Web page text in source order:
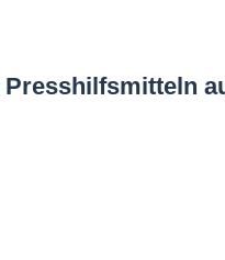
Presshilfsmitteln